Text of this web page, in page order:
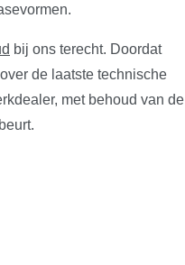
bij ons terecht. Doordat
de laatste technische
met behoud van de